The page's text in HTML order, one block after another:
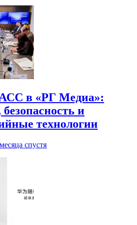
в «РГ Медиа»:
и
технологии
спустя